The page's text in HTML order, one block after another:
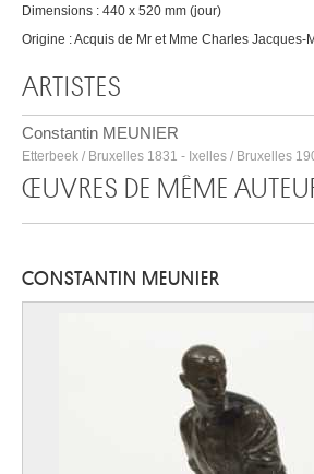
Dimensions : 440 x 520 mm (jour)
Origine : Acquis de Mr et Mme Charles Jacques-
ARTISTES
Constantin MEUNIER
Etterbeek / Bruxelles 1831 - Ixelles / Bruxelles
ŒUVRES DE MÊME
CONSTANTIN MEUNIER